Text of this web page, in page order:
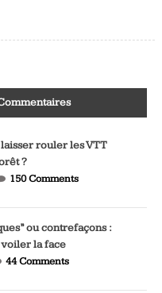
rouler les VTT
?
150 Comments
ou contrefaçons :
la face
44 Comments